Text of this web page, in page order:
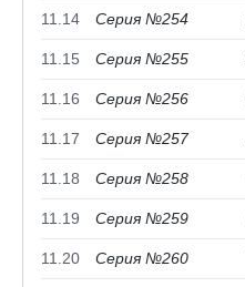
11.14 Серия №254
11.15 Серия №255
11.16 Серия №256
11.17 Серия №257
11.18 Серия №258
11.19 Серия №259
11.20 Серия №260